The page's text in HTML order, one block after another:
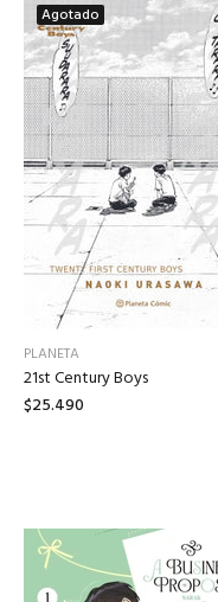
Agotado
PLANETA
21st Century Boys
$25.490